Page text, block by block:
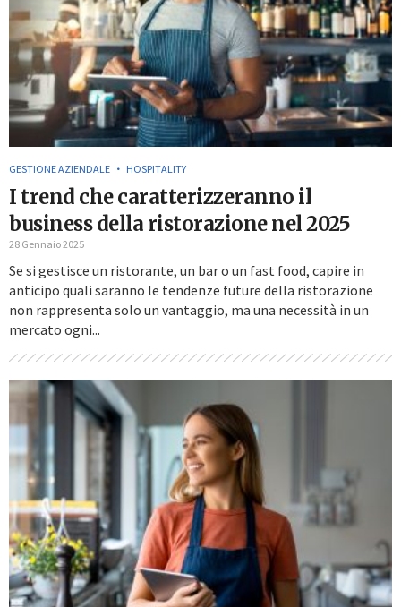
GESTIONE AZIENDALE HOSPITALITY
I trend che caratterizzeranno il
business della ristorazione nel 2025
28 Gennaio 2025
Se si gestisce un ristorante, un bar o un fast food, capire in
anticipo quali saranno le tendenze future della ristorazione
non rappresenta solo un vantaggio, ma una necessità in un
mercato ogni...